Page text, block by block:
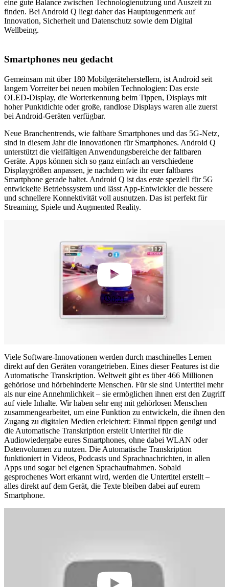
eine gute Balance zwischen Technologienutzung und Auszeit zu
finden. Bei Android Q liegt daher das Hauptaugenmerk auf
Innovation, Sicherheit und Datenschutz sowie dem Digital
Wellbeing.
Smartphones neu gedacht
Gemeinsam mit über 180 Mobilgeräteherstellern, ist Android seit
langem Vorreiter bei neuen mobilen Technologien: Das erste
OLED-Display, die Worterkennung beim Tippen, Displays mit
hoher Punktdichte oder große, randlose Displays waren alle zuerst
bei Android-Geräten verfügbar.
Neue Branchentrends, wie faltbare Smartphones und das 5G-Netz,
sind in diesem Jahr die Innovationen für Smartphones. Android Q
unterstützt die vielfältigen Anwendungsbereiche der faltbaren
Geräte. Apps können sich so ganz einfach an verschiedene
Displaygrößen anpassen, je nachdem wie ihr euer faltbares
Smartphone gerade haltet. Android Q ist das erste speziell für 5G
entwickelte Betriebssystem und lässt App-Entwickler die bessere
und schnellere Konnektivität voll ausnutzen. Das ist perfekt für
Streaming, Spiele und Augmented Reality.
0:21
Viele Software-Innovationen werden durch maschinelles Lernen
direkt auf den Geräten vorangetrieben. Eines dieser Features ist die
Automatische Transkription. Weltweit gibt es über 466 Millionen
gehörlose und hörbehinderte Menschen. Für sie sind Untertitel mehr
als nur eine Annehmlichkeit – sie ermöglichen ihnen erst den Zugriff
auf viele Inhalte. Wir haben sehr eng mit gehörlosen Menschen
zusammengearbeitet, um eine Funktion zu entwickeln, die ihnen den
Zugang zu digitalen Medien erleichtert: Einmal tippen genügt und
die Automatische Transkription erstellt Untertitel für die
Audiowiedergabe eures Smartphones, ohne dabei WLAN oder
Datenvolumen zu nutzen. Die Automatische Transkription
funktioniert in Videos, Podcasts und Sprachnachrichten, in allen
Apps und sogar bei eigenen Sprachaufnahmen. Sobald
gesprochenes Wort erkannt wird, werden die Untertitel erstellt –
alles direkt auf dem Gerät, die Texte bleiben dabei auf eurem
Smartphone.